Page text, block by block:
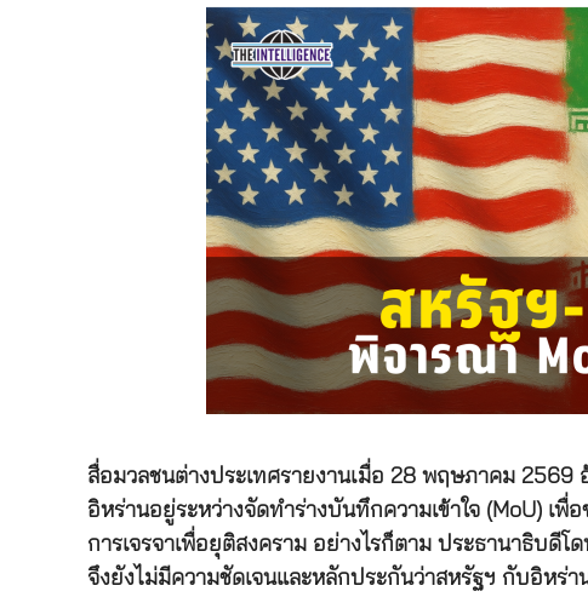
สื่อมวลชนต่างประเทศรายงานเมื่อ 28 พฤษภาคม 2569
อิหร่านอยู่ระหว่างจัดทำร่างบันทึกความเข้าใจ (MoU) เพื่
การเจรจาเพื่อยุติสงคราม อย่างไรก็ตาม ประธานาธิบดี
จึงยังไม่มีความชัดเจนและหลักประกันว่าสหรัฐฯ กับอิหร่